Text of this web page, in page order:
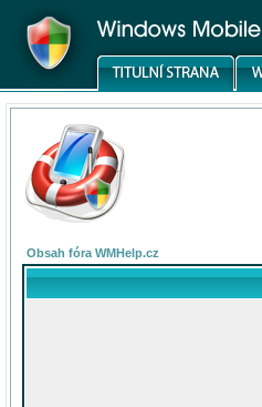
Obsah fóra WMHelp.cz